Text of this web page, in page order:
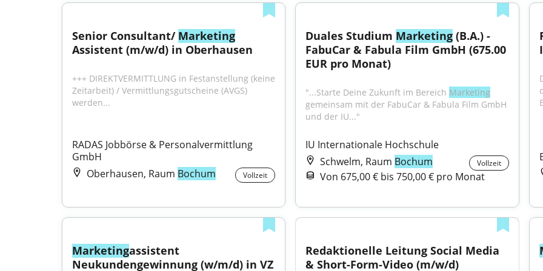
Senior Consultant/ Marketing
Assistent (m/w/d) in Oberhausen
+++ DIREKTVERMITTLUNG in Festanstellung (keine
Zeitarbeit) / Vermittlungsgutscheine (AVGS)
werden...
RADAS Jobbörse & Personalvermittlung
GmbH
Oberhausen, Raum Bochum Vollzeit
Duales Studium Marketing (B.A.) -
FabuCar & Fabula Film GmbH (675.00
EUR pro Monat)
"...Starte Deine Zukunft im Bereich Marketing
gemeinsam mit der FabuCar & Fabula Film GmbH
und der IU..."
IU Internationale Hochschule
Schwelm, Raum Bochum Vollzeit
Von 675,00 € bis 750,00 € pro Monat
Marketingassistent
Neukundengewinnung (w/m/d) in VZ
Redaktionelle Leitung Social Media
& Short-Form-Video (m/w/d)